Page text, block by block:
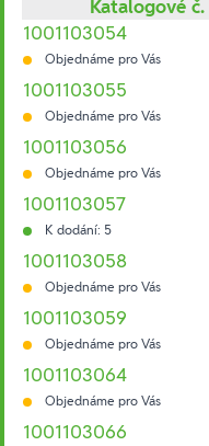
Katalogové č.
1001103054
Objednáme pro Vás
1001103055
Objednáme pro Vás
1001103056
Objednáme pro Vás
1001103057
K dodání: 5
1001103058
Objednáme pro Vás
1001103059
Objednáme pro Vás
1001103064
Objednáme pro Vás
1001103066